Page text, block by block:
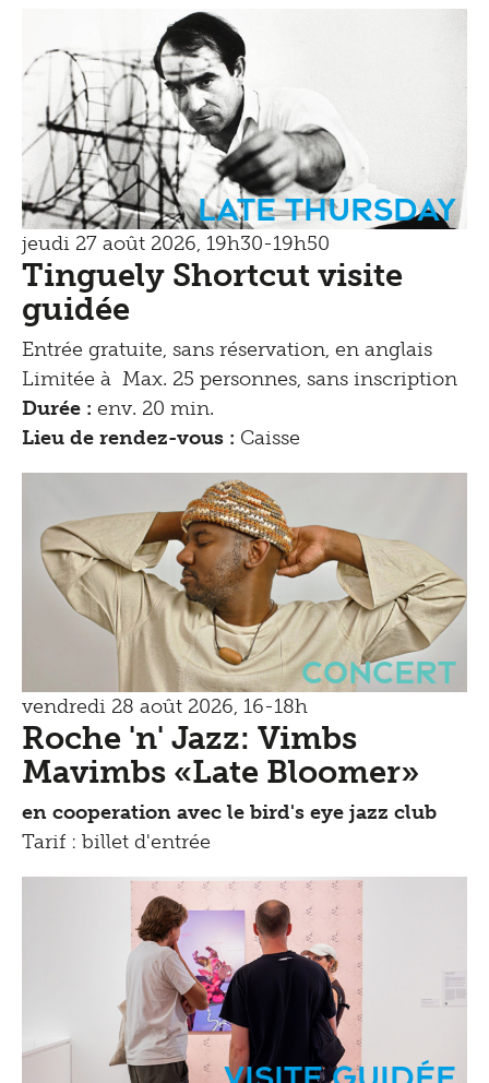
Late Thursday
jeudi 27 août 2026, 19h30-19h50
Tinguely Shortcut visite
guidée
Entrée gratuite, sans réservation, en anglais
Limitée à Max. 25 personnes, sans inscription
Durée : env. 20 min.
Lieu de rendez-vous : Caisse
Concert
vendredi 28 août 2026, 16-18h
Roche 'n' Jazz: Vimbs
Mavimbs «Late Bloomer»
en cooperation avec le bird's eye jazz club
Tarif : billet d'entrée
Visite guidée